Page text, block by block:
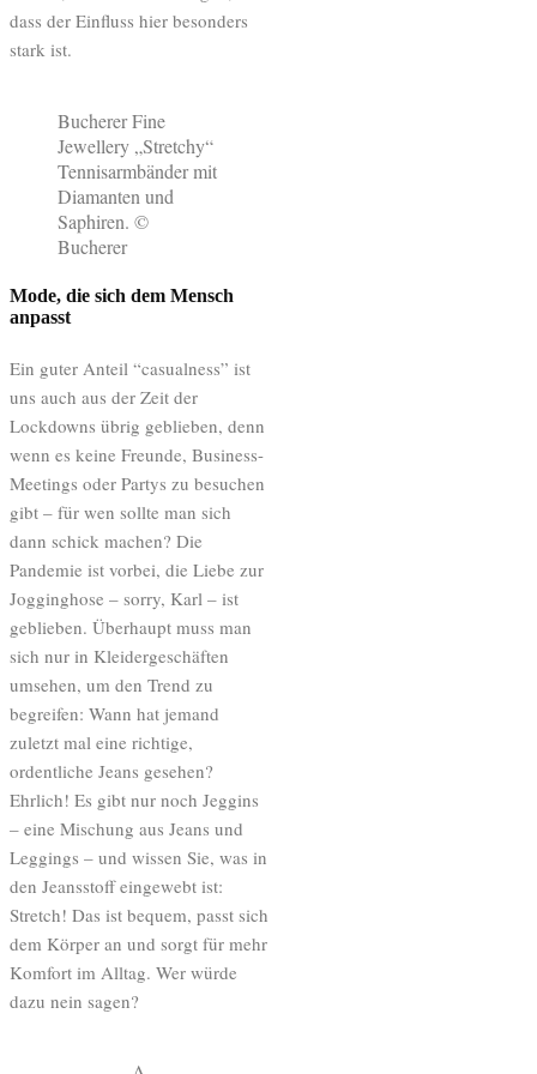
dass der Einfluss hier besonders
stark ist.
Bucherer Fine
Jewellery „Stretchy“
Tennisarmbänder mit
Diamanten und
Saphiren. ©
Bucherer
Mode, die sich dem Mensch
anpasst
Ein guter Anteil “casualness” ist
uns auch aus der Zeit der
Lockdowns übrig geblieben, denn
wenn es keine Freunde, Business-
Meetings oder Partys zu besuchen
gibt – für wen sollte man sich
dann schick machen? Die
Pandemie ist vorbei, die Liebe zur
Jogginghose – sorry, Karl – ist
geblieben. Überhaupt muss man
sich nur in Kleidergeschäften
umsehen, um den Trend zu
begreifen: Wann hat jemand
zuletzt mal eine richtige,
ordentliche Jeans gesehen?
Ehrlich! Es gibt nur noch Jeggins
– eine Mischung aus Jeans und
Leggings – und wissen Sie, was in
den Jeansstoff eingewebt ist:
Stretch! Das ist bequem, passt sich
dem Körper an und sorgt für mehr
Komfort im Alltag. Wer würde
dazu nein sagen?